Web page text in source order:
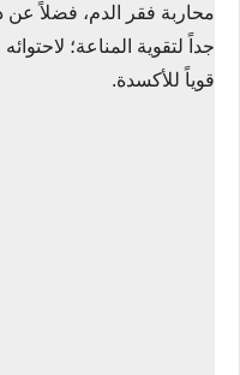
محاربة فقر الدم، فضلاً عن
قوياً للأكسدة.